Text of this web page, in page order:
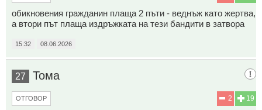
обикновения гражданин плаща 2 пъти - веднъж като жертва,
а втори път плаща издръжката на тези бандити в затвора
15:32 08.06.2026
27 Тома
19
2
ОТГОВОР